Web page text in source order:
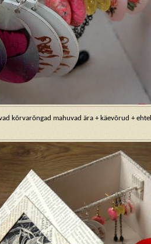
kõrvarõngad mahuvad ära + käevõrud +